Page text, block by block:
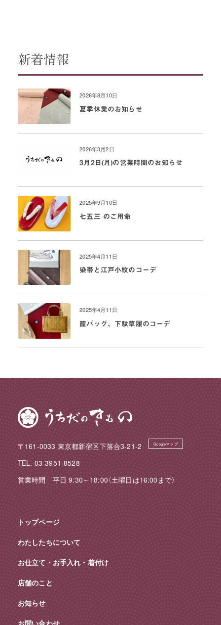
新着情報
2026年8月10日
夏季休業のお知らせ
2026年3月2日
3月2日(月)の営業時間のお知らせ
2025年9月10日
七五三 のご用命
2025年4月11日
染帯と江戸小紋のコーデ
2025年4月11日
籠バッグ、下駄草履のコーデ
〒161-0033 東京都新宿区下落合3-21-2 Googleマップ
TEL. 03-3951-8528
営業時間 平日 9:30～18:00（土曜日は16:00まで）
トップページ
わたしたちについて
お仕立て・お手入れ・着付け
店舗のこと
お知らせ